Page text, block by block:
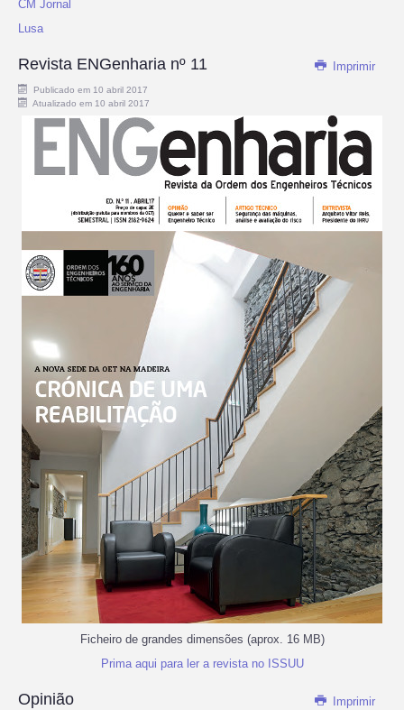
CM Jornal
Lusa
Imprimir
Revista ENGenharia nº 11
Publicado em 10 abril 2017
Atualizado em 10 abril 2017
Ficheiro de grandes dimensões (aprox. 16 MB)
Prima aqui para ler a revista no ISSUU
Imprimir
Opinião